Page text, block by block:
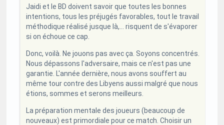
Jaidi et le BD doivent savoir que toutes les bonnes
intentions, tous les préjugés favorables, tout le travail
méthodique réalisé jusque là,... risquent de s'évaporer
si on échoue ce cap.
Donc, voilà. Ne jouons pas avec ça. Soyons concentrés.
Nous dépassons l'adversaire, mais ce n'est pas une
garantie. L'année dernière, nous avons souffert au
même tour contre des Libyens aussi malgré que nous
étions, sommes et serons meilleurs.
La préparation mentale des joueurs (beaucoup de
nouveaux) est primordiale pour ce match. Choisir un